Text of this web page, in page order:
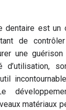
dentaire est
de
une
d’utilisation,
matériaux